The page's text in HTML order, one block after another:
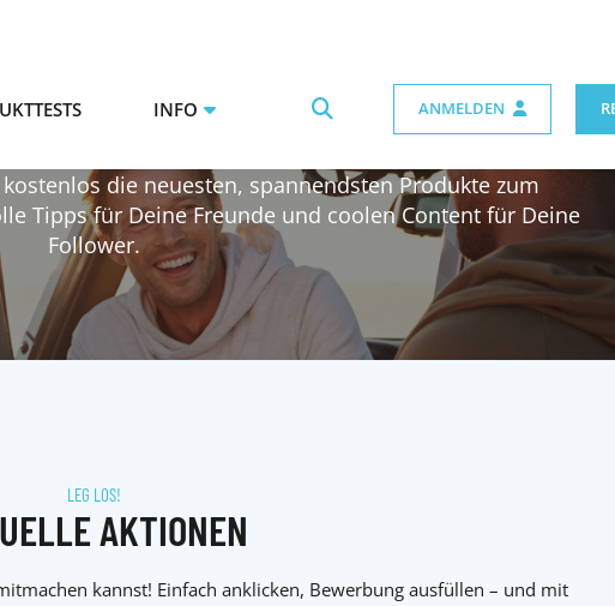
INFO ANMELDEN
- UND INFLUENCER
die neuesten, spannendsten Produkte zum
Tipps für Deine Freunde und coolen Content für Deine
Follower.
LEG LOS!
AKTIONEN
kannst! Einfach anklicken, Bewerbung ausfüllen – und mit